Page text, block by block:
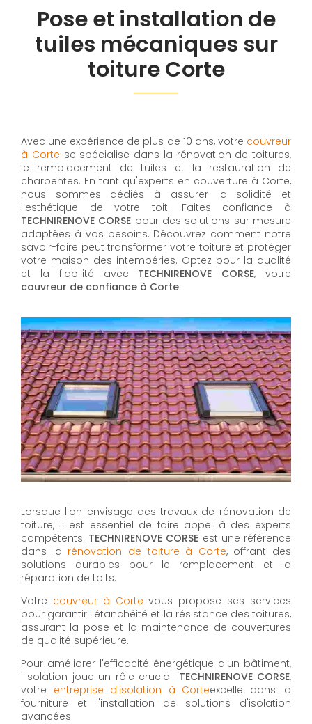
Pose et installation de
tuiles mécaniques sur
toiture Corte
Avec une expérience de plus de 10 ans, votre couvreur
à Corte se spécialise dans la rénovation de toitures,
le remplacement de tuiles et la restauration de
charpentes. En tant qu'experts en couverture à Corte,
nous sommes dédiés à assurer la solidité et
l'esthétique de votre toit. Faites confiance à
TECHNIRENOVE CORSE pour des solutions sur mesure
adaptées à vos besoins. Découvrez comment notre
savoir-faire peut transformer votre toiture et protéger
votre maison des intempéries. Optez pour la qualité
et la fiabilité avec TECHNIRENOVE CORSE, votre
couvreur de confiance à Corte.
Lorsque l'on envisage des travaux de rénovation de
toiture, il est essentiel de faire appel à des experts
compétents. TECHNIRENOVE CORSE est une référence
dans la rénovation de toiture à Corte, offrant des
solutions durables pour le remplacement et la
réparation de toits.
Votre couvreur à Corte vous propose ses services
pour garantir l'étanchéité et la résistance des toitures,
assurant la pose et la maintenance de couvertures
de qualité supérieure.
Pour améliorer l'efficacité énergétique d'un bâtiment,
l'isolation joue un rôle crucial. TECHNIRENOVE CORSE,
votre entreprise d'isolation à Corteexcelle dans la
fourniture et l'installation de solutions d'isolation
avancées.